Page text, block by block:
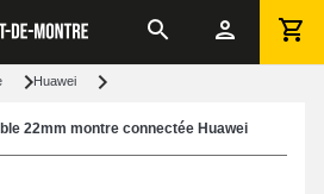
Huawei
22mm montre connectée Huawei